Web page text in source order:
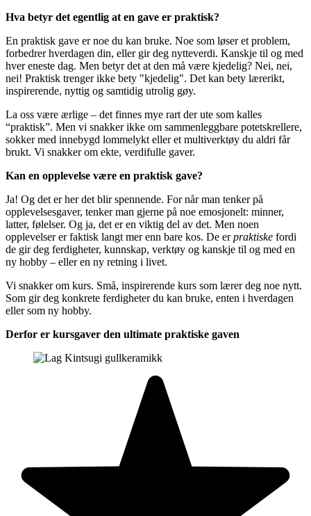
Hva betyr det egentlig at en gave er praktisk?
En praktisk gave er noe du kan bruke. Noe som løser et problem,
forbedrer hverdagen din, eller gir deg nytteverdi. Kanskje til og med
hver eneste dag. Men betyr det at den må være kjedelig? Nei, nei,
nei! Praktisk trenger ikke bety "kjedelig". Det kan bety lærerikt,
inspirerende, nyttig og samtidig utrolig gøy.
La oss være ærlige – det finnes mye rart der ute som kalles
“praktisk”. Men vi snakker ikke om sammenleggbare potetskrellere,
sokker med innebygd lommelykt eller et multiverktøy du aldri får
brukt. Vi snakker om ekte, verdifulle gaver.
Kan en opplevelse være en praktisk gave?
Ja! Og det er her det blir spennende. For når man tenker på
opplevelsesgaver, tenker man gjerne på noe emosjonelt: minner,
latter, følelser. Og ja, det er en viktig del av det. Men noen
opplevelser er faktisk langt mer enn bare kos. De erpraktiske fordi
de gir deg ferdigheter, kunnskap, verktøy og kanskje til og med en
ny hobby – eller en ny retning i livet.
Vi snakker om kurs. Små, inspirerende kurs som lærer deg noe nytt.
Som gir deg konkrete ferdigheter du kan bruke, enten i hverdagen
eller som ny hobby.
Derfor er kursgaver den ultimate praktiske gaven